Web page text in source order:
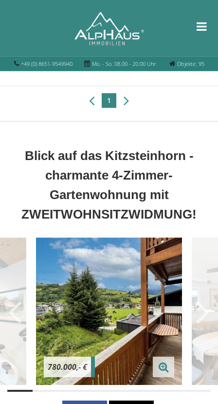
+49 (0) 8651-9549940 Mo. - So. 08.00 - 20.00 Uhr Objekte: 95
1
Blick auf das Kitzsteinhorn -
charmante 4-Zimmer-
Gartenwohnung mit
ZWEITWOHNSITZWIDMUNG!
780.000,- €